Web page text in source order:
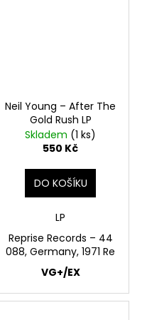
Neil Young – After The
Gold Rush LP
Skladem (1 ks)
550 Kč
DO KOŠÍKU
LP
Reprise Records – 44
088, Germany, 1971 Re
VG+/EX